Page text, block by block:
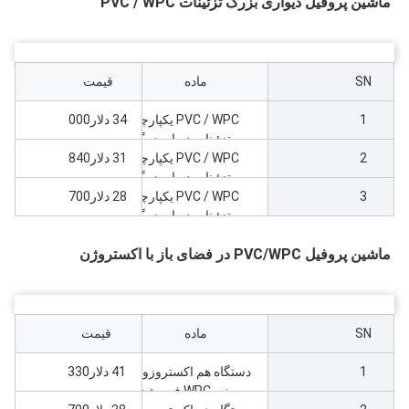
SN ماده قیمت
PVC / WPC یکپارچه
تزئینات دیوار بزرگ
ماشین با ZS65، حداکثر
240 عرض
34 دلار000
2
PVC / WPC یکپارچه
تزئینات دیوار بزرگ
ماشین با ZS55، حداکثر
240 عرض
31 دلار840
3
PVC / WPC یکپارچه
تزئینات دیوار بزرگ
110 عرض
28 دلار700
ماشین پروفیل PVC/WPC در فضای باز با اکستروژن
SN ماده قیمت
دستگاه هم اکستروزون
بیرونی WPC فوم شده
41 دلار330